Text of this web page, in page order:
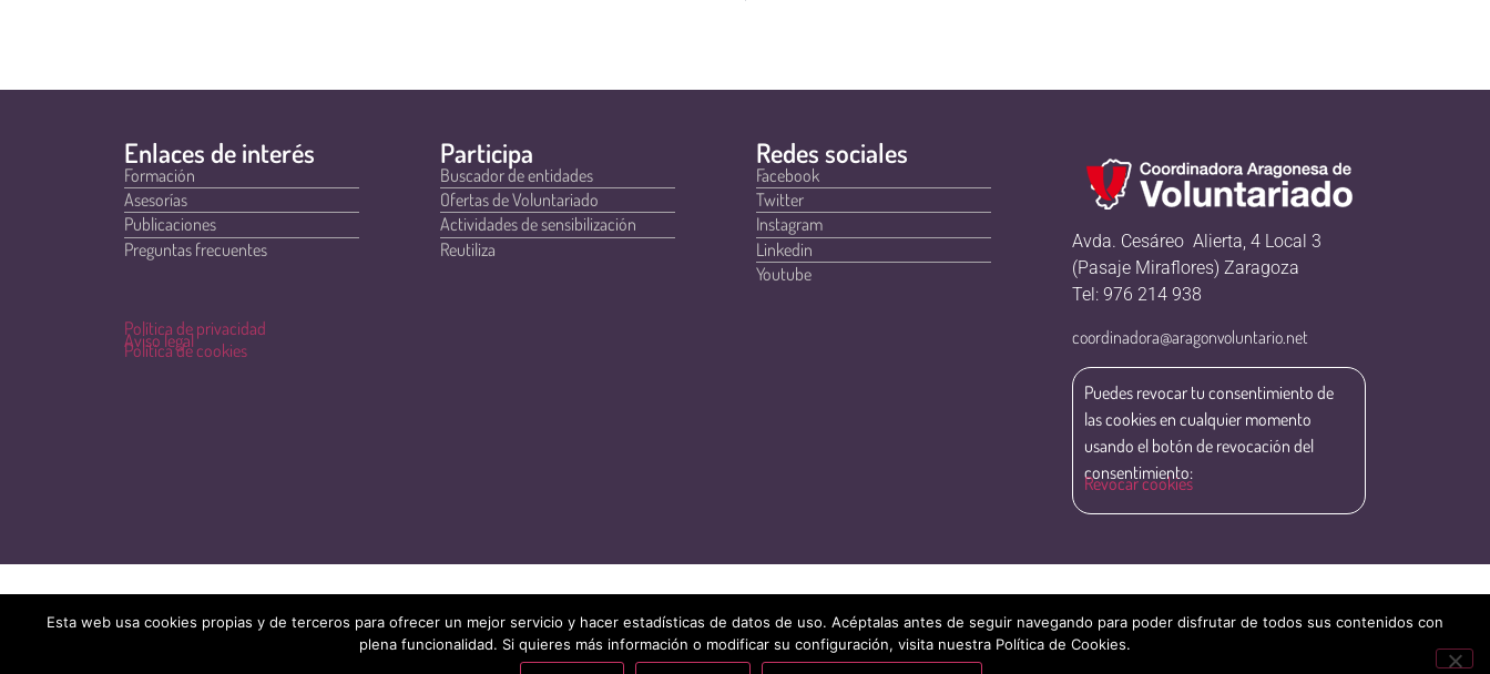
Enlaces de interés
Formación
Asesorías
Publicaciones
Preguntas frecuentes
Política de privacidad
Aviso legal
Política de cookies
Participa
Buscador de entidades
Ofertas de Voluntariado
Actividades de sensibilización
Reutiliza
Redes sociales
Facebook
Twitter
Instagram
Linkedin
Youtube
Avda. Cesáreo Alierta, 4 Local 3
(Pasaje Miraflores) Zaragoza
Tel: 976 214 938
coordinadora@aragonvoluntario.net
Puedes revocar tu consentimiento de
las cookies en cualquier momento
usando el botón de revocación del
consentimiento:
Revocar cookies
Esta web usa cookies propias y de terceros para ofrecer un mejor servicio y hacer estadísticas de datos de uso. Acéptalas antes de seguir navegando para poder disfrutar de todos sus contenidos con
plena funcionalidad. Si quieres más información o modificar su configuración, visita nuestra Política de Cookies.